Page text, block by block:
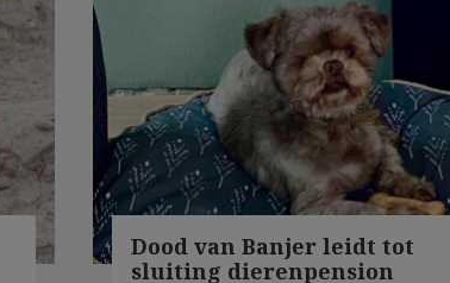
Dood van Banjer leidt tot
sluiting dierenpension